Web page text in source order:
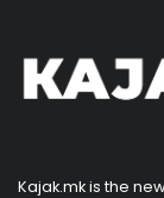
Kajak.mk is the